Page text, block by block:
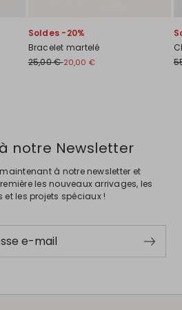
Soldes -20%
Bracelet martelé
25,00 €20,00 €
notre Newsletter
à notre newsletter et
les nouveaux arrivages, les
et les projets spéciaux !
e-mail